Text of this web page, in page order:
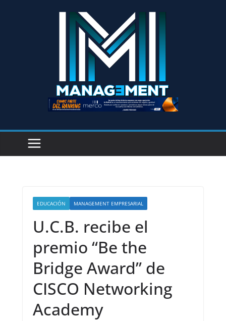
EDUCACIÓN MANAGEMENT EMPRESARIAL
U.C.B. recibe el
premio “Be the
Bridge Award” de
CISCO Networking
Academy